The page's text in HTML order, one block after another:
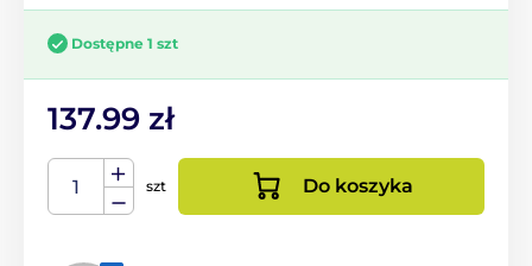
Dostępne 1 szt
137.99 zł
szt Do koszyka